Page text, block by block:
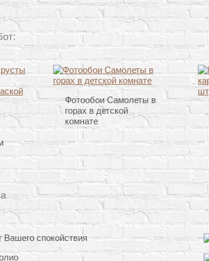
Фотообои Самолеты в
горах в детской
комнате
спокойствия